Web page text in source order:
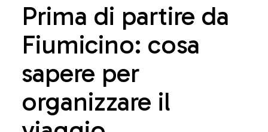
Prima di partire da
Fiumicino: cosa
sapere per
organizzare il